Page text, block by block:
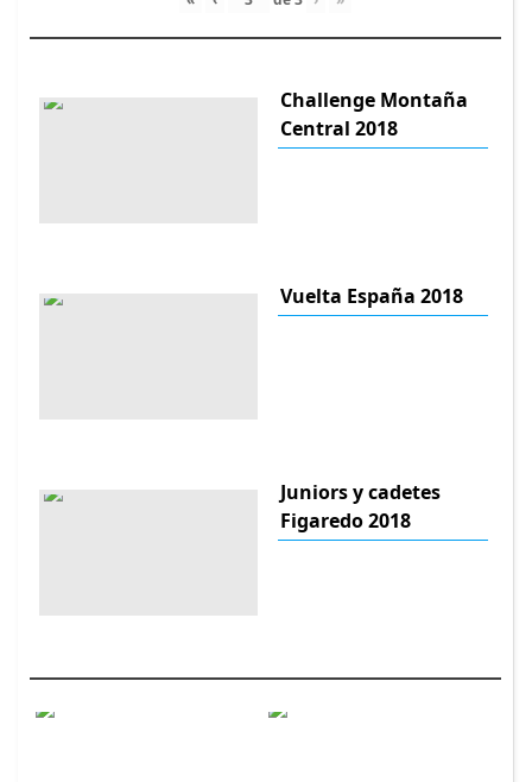
Challenge Montaña
Central 2018
Vuelta España 2018
Juniors y cadetes
Figaredo 2018